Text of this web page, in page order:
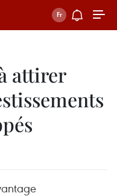
attirer